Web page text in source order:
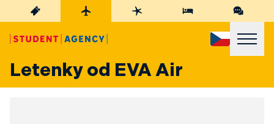
Letenky od EVA Air